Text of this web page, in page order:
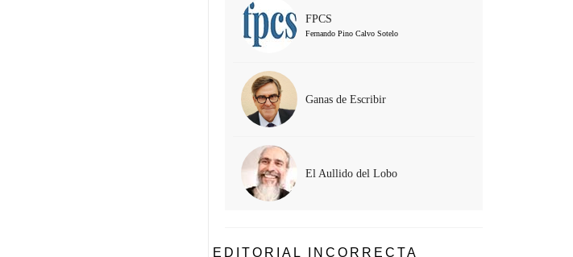
FPCS
Fernando Pino Calvo Sotelo
Ganas de Escribir
El Aullido del Lobo
EDITORIAL INCORRECTA